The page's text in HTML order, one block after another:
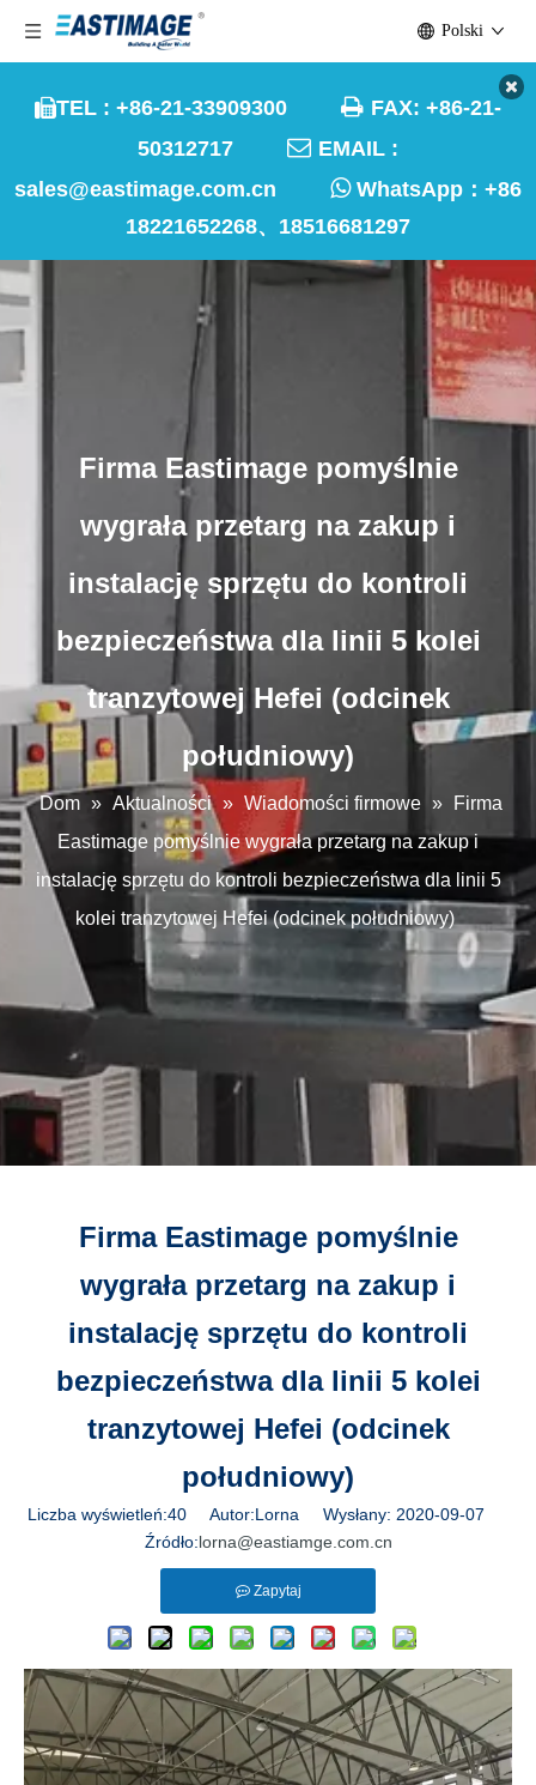
TEL : +86-21-33909300  FAX: +86-21-
50312717  EMAIL :
sales@eastimage.com.cn
WhatsApp： +86
18221652268、18516681297
Polski
Firma Eastimage pomyślnie
wygrała przetarg na zakup i
instalację sprzętu do kontroli
bezpieczeństwa dla linii 5 kolei
tranzytowej Hefei (odcinek
południowy)
Dom » Aktualności » Wiadomości firmowe »
Firma
Eastimage pomyślnie wygrała przetarg na zakup i
instalację sprzętu do kontroli bezpieczeństwa dla linii 5
kolei tranzytowej Hefei (odcinek południowy)
Firma Eastimage pomyślnie
wygrała przetarg na zakup i
instalację sprzętu do kontroli
bezpieczeństwa dla linii 5 kolei
tranzytowej Hefei (odcinek
południowy)
Liczba wyświetleń:40 Autor:Lorna Wysłany: 2020-09-07
Źródło:lorna@eastiamge.com.cn
Zapytaj